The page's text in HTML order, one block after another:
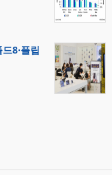
8·플립